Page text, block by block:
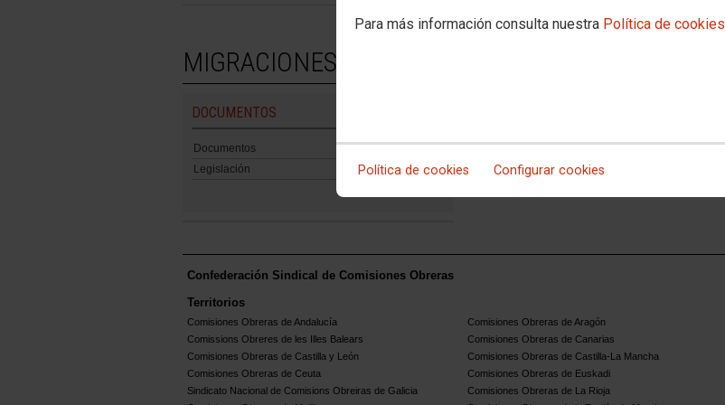
Para más información consulta nuestra Política de cookies
Política de cookies Configurar cookies
MIGRACIONES Y ATENCIÓN A LAS PERSONAS
DOCUMENTOS
Documentos
Legislación
Confederación Sindical de Comisiones Obreras
Territorios
Comisiones Obreras de Andalucía Comisiones Obreras de Aragón
Comissions Obreres de les Illes Balears
Comisiones Obreras de Canarias
Comisiones Obreras de Castilla y León
Comisiones Obreras de Castilla-La Mancha
Comisiones Obreras de Ceuta
Comisiones Obreras de Euskadi
Sindicato Nacional de Comisions Obreiras de Galicia
Comisiones Obreras de La Rioja